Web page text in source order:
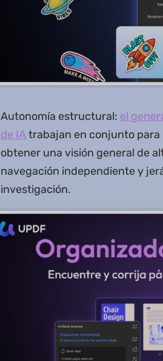
Autonomía estructural: el
de IAtrabajan en conjunto
obtener una visión general de
navegación independiente y
investigación.